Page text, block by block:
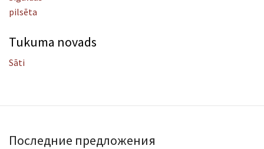
pilsēta
Tukuma novads
Sāti
Последние предложения